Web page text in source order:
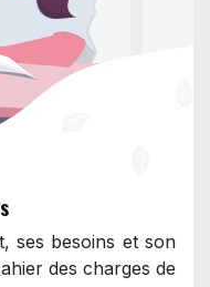
ses besoins et son
des charges de